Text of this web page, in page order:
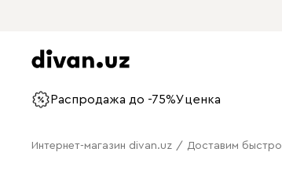
Распродажа до -75%Уценка
Интернет-магазин divan.uz / Доставим быстро